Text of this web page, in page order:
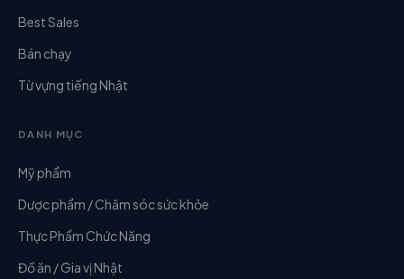
Best Sales
Bán chạy
Từ vựng tiếng Nhật
DANH MỤC
Mỹ phẩm
Dược phẩm / Chăm sóc sức khỏe
Thực Phẩm Chức Năng
Đồ ăn / Gia vị Nhật